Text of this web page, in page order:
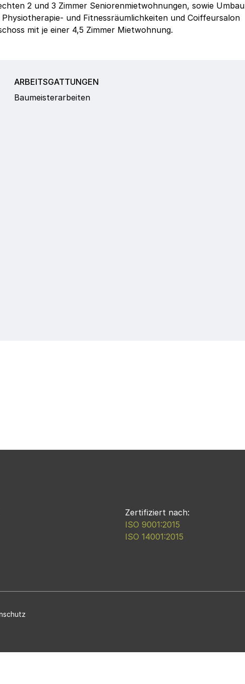
2 und 3 Zimmer Seniorenmietwohnungen, sowie Umbau
und Fitnessräumlichkeiten und Coiffeursalon
mit je einer 4,5 Zimmer Mietwohnung.
ARBEITSGATTUNGEN
Baumeisterarbeiten
Zertifiziert nach:
ISO 9001:2015
ISO 14001:2015